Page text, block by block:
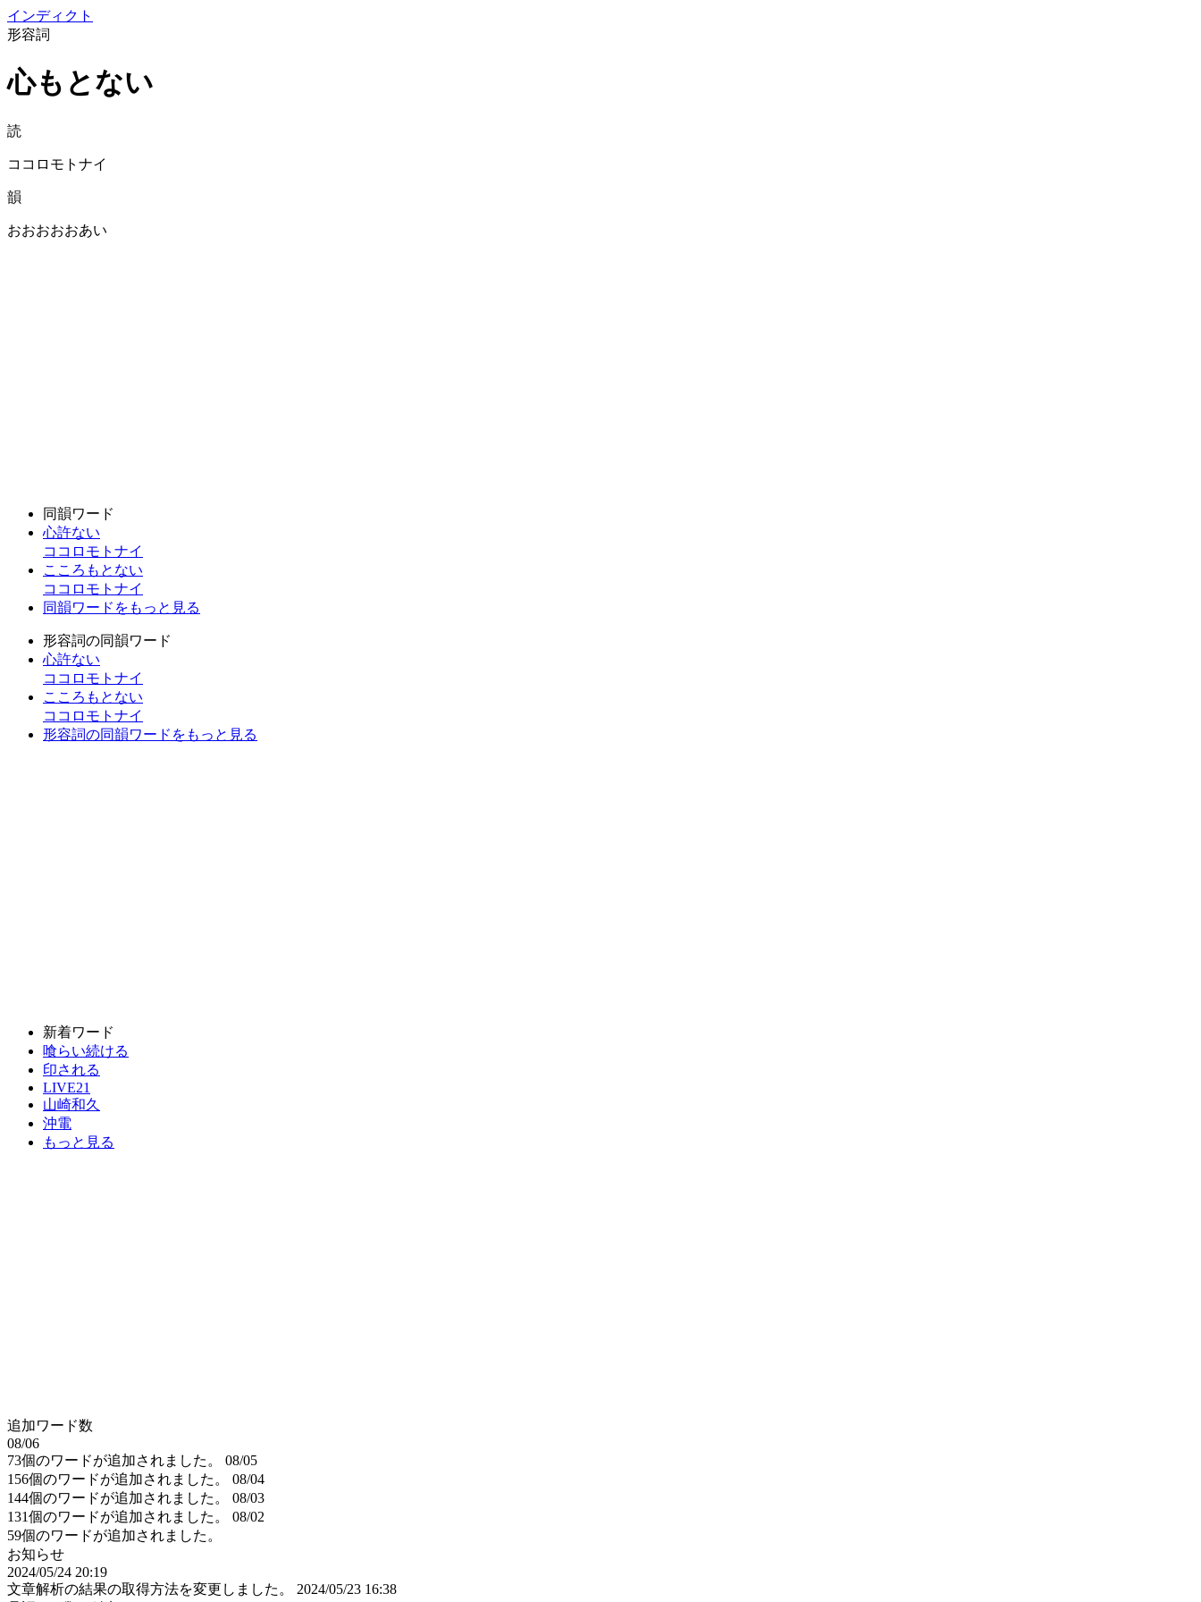
インディクト
形容詞
心もとない
読
ココロモトナイ
韻
おおおおおあい
同韻ワード
心許ない
ココロモトナイ
こころもとない
ココロモトナイ
同韻ワードをもっと見る
形容詞の同韻ワード
心許ない
ココロモトナイ
こころもとない
ココロモトナイ
形容詞の同韻ワードをもっと見る
新着ワード
喰らい続ける
印される
LIVE21
山崎和久
沖電
もっと見る
追加ワード数
08/06
73個のワードが追加されました。
08/05
156個のワードが追加されました。
08/04
144個のワードが追加されました。
08/03
131個のワードが追加されました。
08/02
59個のワードが追加されました。
お知らせ
2024/05/24 20:19
文章解析の結果の取得方法を変更しました。
2024/05/23 16:38